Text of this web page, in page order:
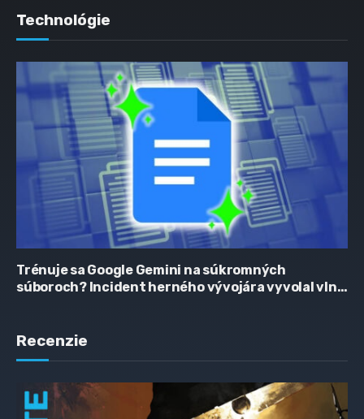
Technológie
Trénuje sa Google Gemini na súkromných
súboroch? Incident herného vývojára vyvolal vlnu
Recenzie